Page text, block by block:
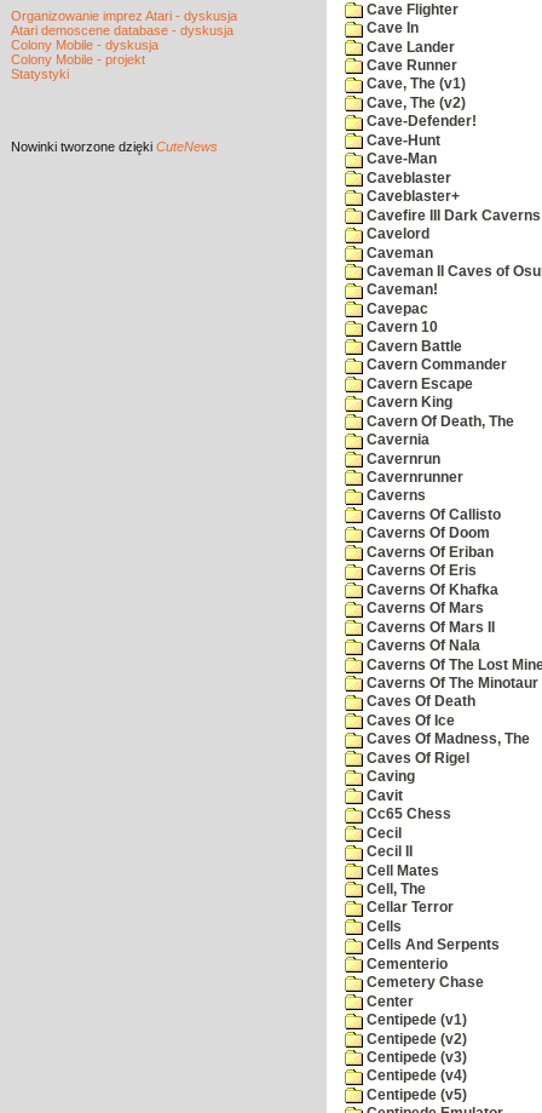
Organizowanie imprez Atari - dyskusja
Atari demoscene database - dyskusja
Colony Mobile - dyskusja
Colony Mobile - projekt
Statystyki
Nowinki tworzone dzięki CuteNews
Cave Flighter
Cave In
Cave Lander
Cave Runner
Cave, The (v1)
Cave, The (v2)
Cave-Defender!
Cave-Hunt
Cave-Man
Caveblaster
Caveblaster+
Cavefire III Dark Caverns
Cavelord
Caveman
Caveman II Caves of
Caveman!
Cavepac
Cavern 10
Cavern Battle
Cavern Commander
Cavern Escape
Cavern King
Cavern Of Death, The
Cavernia
Cavernrun
Cavernrunner
Caverns
Caverns Of Callisto
Caverns Of Doom
Caverns Of Eriban
Caverns Of Eris
Caverns Of Khafka
Caverns Of Mars
Caverns Of Mars II
Caverns Of Nala
Caverns Of The Lost
Caverns Of The Minotaur
Caves Of Death
Caves Of Ice
Caves Of Madness, The
Caves Of Rigel
Caving
Cavit
Cc65 Chess
Cecil
Cecil II
Cell Mates
Cell, The
Cellar Terror
Cells
Cells And Serpents
Cementerio
Cemetery Chase
Center
Centipede (v1)
Centipede (v2)
Centipede (v3)
Centipede (v4)
Centipede (v5)